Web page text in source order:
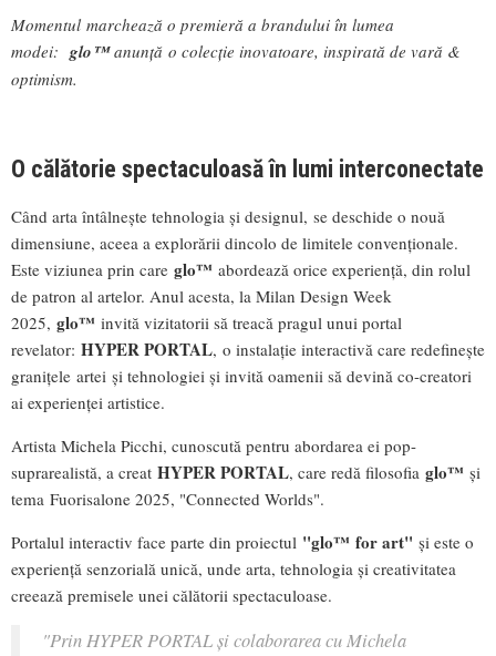
Momentul marchează o premieră a brandului în lumea
modei: glo™anunță o colecție inovatoare, inspirată de vară &
optimism.
O călătorie spectaculoasă în lumi interconectate
Când arta întâlnește tehnologia și designul, se deschide o nouă
dimensiune, aceea a explorării dincolo de limitele convenționale.
Este viziunea prin care glo™ abordează orice experiență, din rolul
de patron al artelor. Anul acesta, la Milan Design Week
2025, glo™ invită vizitatorii să treacă pragul unui portal
revelator: HYPER PORTAL, o instalație interactivă care redefinește
granițele artei și tehnologiei și invită oamenii să devină co-creatori
ai experienței artistice.
Artista Michela Picchi, cunoscută pentru abordarea ei pop-
suprarealistă, a creat HYPER PORTAL, care redă filosofia glo™ și
tema Fuorisalone 2025, "Connected Worlds".
Portalul interactiv face parte din proiectul "glo™ for art" și este o
experiență senzorială unică, unde arta, tehnologia și creativitatea
creează premisele unei călătorii spectaculoase.
"Prin HYPER PORTAL și colaborarea cu Michela